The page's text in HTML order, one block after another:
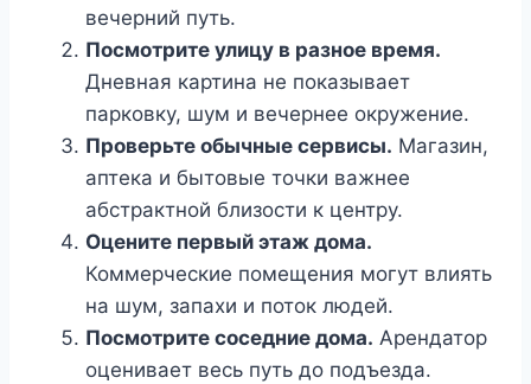
вечерний путь.
Посмотрите улицу в разное время.
Дневная картина не показывает
парковку, шум и вечернее окружение.
Проверьте обычные сервисы. Магазин,
аптека и бытовые точки важнее
абстрактной близости к центру.
Оцените первый этаж дома.
Коммерческие помещения могут влиять
на шум, запахи и поток людей.
Посмотрите соседние дома. Арендатор
оценивает весь путь до подъезда.